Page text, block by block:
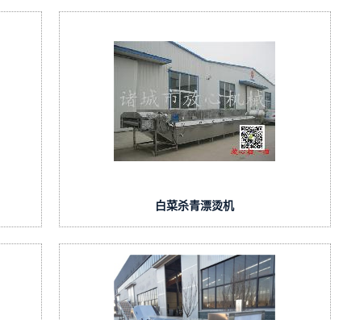
白菜杀青漂烫机